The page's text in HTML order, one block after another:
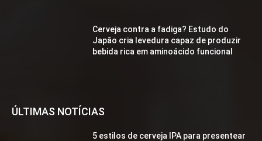
Cerveja contra a fadiga? Estudo do
Japão cria levedura capaz de produzir
bebida rica em aminoácido funcional
ÚLTIMAS NOTÍCIAS
5 estilos de cerveja IPA para presentear